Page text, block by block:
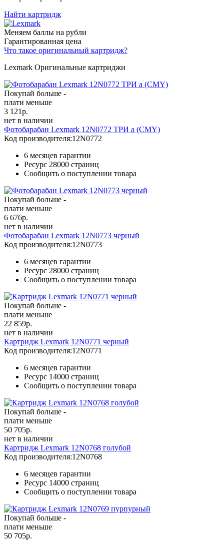
Найти картридж
Меняем баллы на рубли
Гарантированная цена
Что такое оригинальный картридж?
Lexmark Оригинальные картриджи
Покупай больше -
плати меньше
3 121р.
нет в наличии
Фотобарабан Lexmark 12N0772 ТРИ а (CMY)
Код производителя:12N0772
6 месяцев гарантии
Ресурс 28000 страниц
Сообщить о поступлении товара
Покупай больше -
плати меньше
6 676р.
нет в наличии
Фотобарабан Lexmark 12N0773 черный
Код производителя:12N0773
6 месяцев гарантии
Ресурс 28000 страниц
Сообщить о поступлении товара
Покупай больше -
плати меньше
22 859р.
нет в наличии
Картридж Lexmark 12N0771 черный
Код производителя:12N0771
6 месяцев гарантии
Ресурс 14000 страниц
Сообщить о поступлении товара
Покупай больше -
плати меньше
50 705р.
нет в наличии
Картридж Lexmark 12N0768 голубой
Код производителя:12N0768
6 месяцев гарантии
Ресурс 14000 страниц
Сообщить о поступлении товара
Покупай больше -
плати меньше
50 705р.